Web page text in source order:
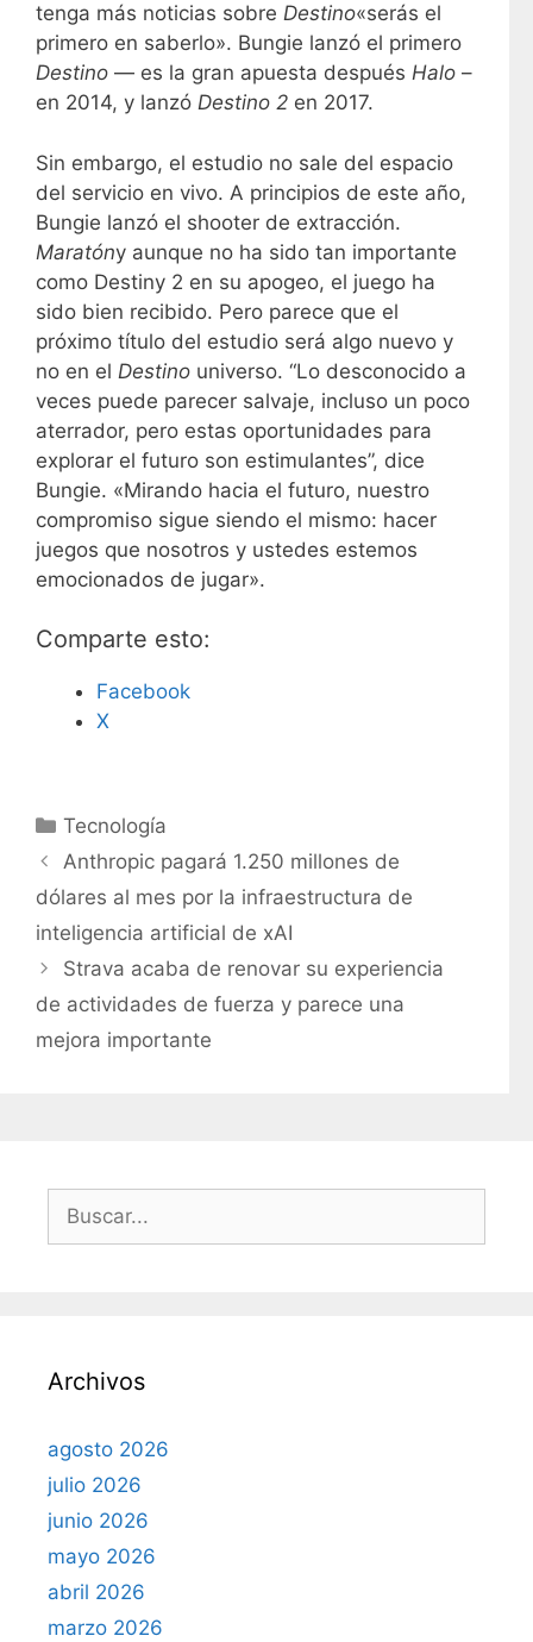
tenga más noticias sobre Destino«serás el
primero en saberlo». Bungie lanzó el primero
Destino — es la gran apuesta después Halo –
en 2014, y lanzó Destino 2 en 2017.
Sin embargo, el estudio no sale del espacio
del servicio en vivo. A principios de este año,
Bungie lanzó el shooter de extracción.
Maratóny aunque no ha sido tan importante
como Destiny 2 en su apogeo, el juego ha
sido bien recibido. Pero parece que el
próximo título del estudio será algo nuevo y
no en el Destino universo. “Lo desconocido a
veces puede parecer salvaje, incluso un poco
aterrador, pero estas oportunidades para
explorar el futuro son estimulantes”, dice
Bungie. «Mirando hacia el futuro, nuestro
compromiso sigue siendo el mismo: hacer
juegos que nosotros y ustedes estemos
emocionados de jugar».
Comparte esto:
Facebook
X
C
a
e
g
o
r
í
a
Tecnología
Anthropic pagará 1.250 millones de
dólares al mes por la infraestructura de
inteligencia artificial de xAI
Strava acaba de renovar su experiencia
de actividades de fuerza y ​​parece una
mejora importante
:Archivos
agosto 2026
julio 2026
junio 2026
mayo 2026
abril 2026
marzo 2026